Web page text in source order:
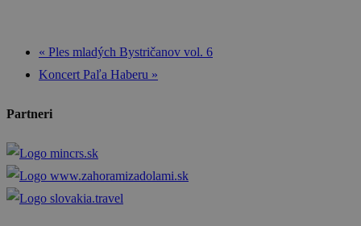
« Ples mladých Bystričanov vol. 6
Koncert Paľa Haberu »
Partneri